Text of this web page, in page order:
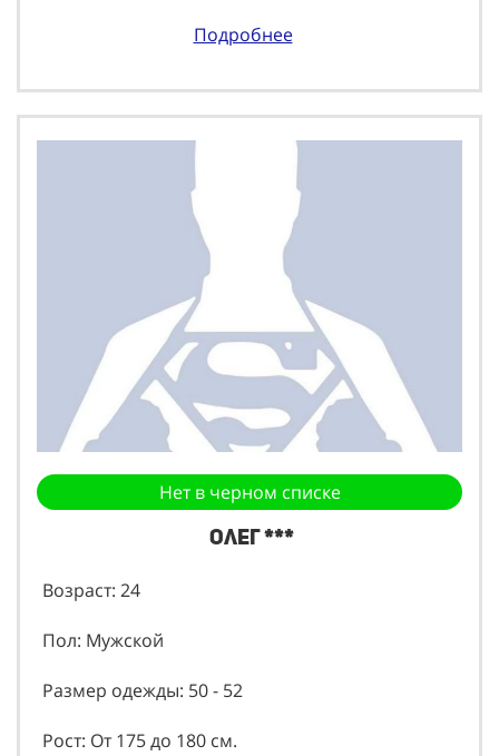
Подробнее
Нет в черном списке
Олег ***
Возраст: 24
Пол: Мужской
Размер одежды: 50 - 52
Рост: От 175 до 180 см.